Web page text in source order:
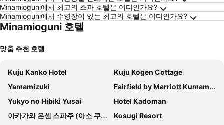
Minamioguni에서 최고의 스파 호텔은 어디인가요?
Minamioguni에서 수영장이 있는 최고의 호텔은 어디인가요?
Minamioguni 호텔
맞춤 추천 호텔
Kuju Kanko Hotel
Kuju Kogen Cottage
Yamamizuki
Fairfield by Marriott Kumamoto Aso
Yukyo no Hibiki Yusai
Hotel Kadoman
아카가와 온센 스파주 (아소 쿠주 국립 공원)
Kosugi Resort